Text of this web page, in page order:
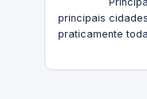
principais
praticamente